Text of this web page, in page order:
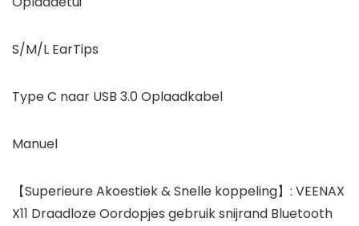
S/M/L EarTips
Type C naar USB 3.0 Oplaadkabel
Manuel
【Superieure Akoestiek & Snelle koppeling】: VEENAX
X11 Draadloze Oordopjes gebruik snijrand Bluetooth